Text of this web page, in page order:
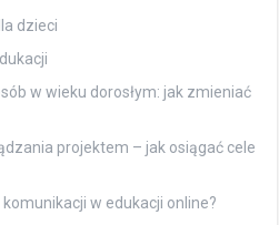
dzieci
w wieku dorosłym: jak zmieniać
projektem – jak osiągać cele
w edukacji online?